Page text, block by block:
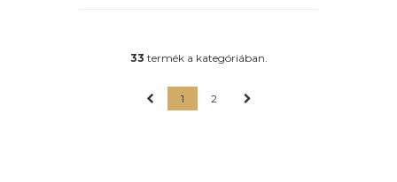
33 termék a kategóriában.
1 2